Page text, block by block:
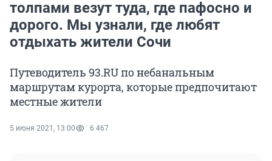
толпами везут туда, где пафосно и
дорого. Мы узнали, где любят
отдыхать жители Сочи
Путеводитель 93.RU по небанальным
маршрутам курорта, которые предпочитают
местные жители
5 июня 2021, 13:00 6 467